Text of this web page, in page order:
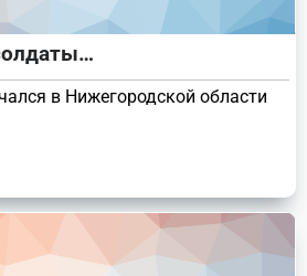
в Нижегородской области